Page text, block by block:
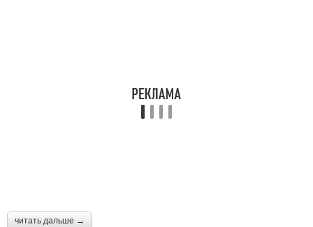
читать дальше →